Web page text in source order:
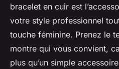
bracelet en cuir est
votre style professionnel
touche féminine. Prenez le
montre qui vous convient,
plus qu’un simple